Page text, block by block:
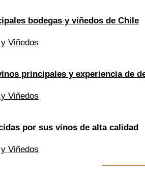
bodegas y viñedos de Chile
Viñedos
principales y experiencia de
Viñedos
por sus vinos de alta calidad
Viñedos